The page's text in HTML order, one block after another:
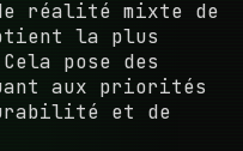
réalité mixte de
la plus
pose des
aux priorités
et de